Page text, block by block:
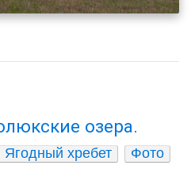
озера.
Ягодный хребет
Фото